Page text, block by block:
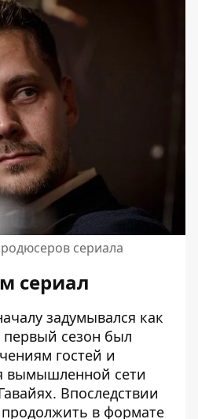
сериала
сериал
задумывался как
первый сезон был
гостей и
вымышленной сети
Впоследствии
в формате